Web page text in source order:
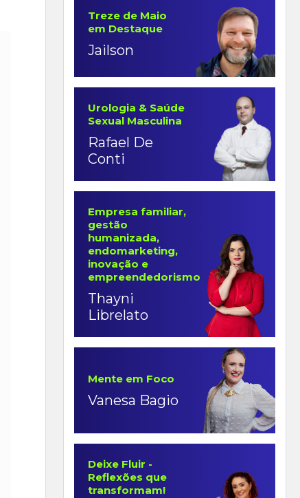
Treze de Maio
em Destaque
Jailson
Urologia & Saúde
Sexual Masculina
Rafael De
Conti
Empresa familiar,
gestão
humanizada,
endomarketing,
inovação e
empreendedorismo
Thayni
Librelato
Mente em Foco
Vanesa Bagio
Deixe Fluir -
Reflexões que
transformam!